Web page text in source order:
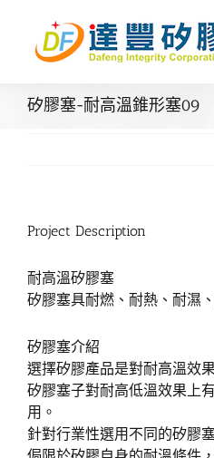
content
矽膠塞-耐高溫錐形塞09
Project Description
耐高溫矽膠塞
矽膠塞具耐燃、耐熱、耐濕
矽膠塞介紹
選擇矽膠產品是對耐高溫效
矽膠塞子對耐高低溫效果上
用。
針對行業性選用不同的矽膠